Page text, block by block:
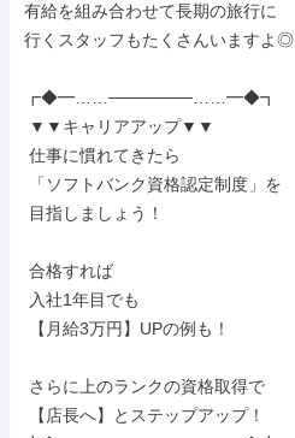
有給を組み合わせて長期の旅行に
行くスタッフもたくさんいますよ◎
┏◆━……───────……━◆┓